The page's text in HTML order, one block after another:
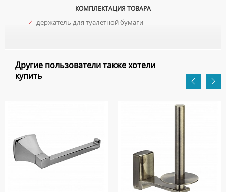
КОМПЛЕКТАЦИЯ ТОВАРА
✓ держатель для туалетной бумаги
Другие пользователи также хотели
купить